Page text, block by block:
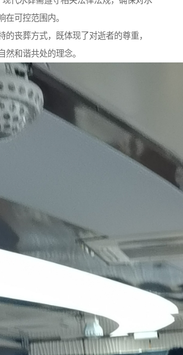
在可控范围内。
的丧葬方式，既体现了对逝者的尊重，
然和谐共处的理念。